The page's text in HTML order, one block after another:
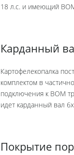
18 л.с. и имеющий
Карданный
Картофелекопалка
комплектом в
подключения к ВОМ
идет карданный вал
Покрытие